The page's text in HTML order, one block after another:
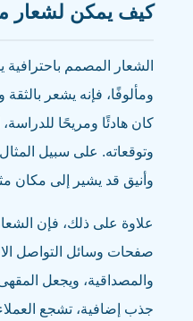
كيف يمكن لشعار
الشعار المصمم
ومألوفًا، فإنه يشعر
كان هادئًا ومريحًا
وتوقعاته. على سبيل
وأنيق قد يشير إلى مكان
علاوة على ذلك، فإن
صفحات وسائل التواصل
والمصداقية، ويجعل